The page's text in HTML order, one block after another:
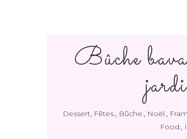
Bûche
Dessert, Fêtes., Bûche., Noël.,
Food.,